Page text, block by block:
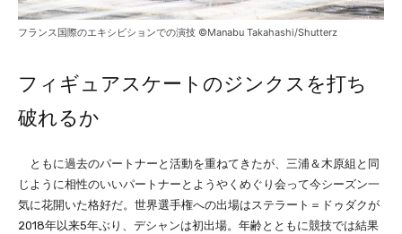
フランス国際のエキシビションでの演技 ©Manabu Takahashi/Shutterz
フィギュアスケートのジンクスを打ち
破れるか
ともに過去のパートナーと活動を重ねてきたが、三浦＆木原組と同
じように相性のいいパートナーとようやくめぐり会って今シーズン一
気に花開いた格好だ。世界選手権への出場はステラート＝ドゥダクが
2018年以来5年ぶり、デシャンは初出場。年齢とともに競技では結果